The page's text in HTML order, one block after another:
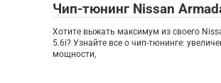
Чип-тюнинг Nissan
Хотите выжать максимум из своего
5.6i? Узнайте все о чип-тюнинге:
мощности,